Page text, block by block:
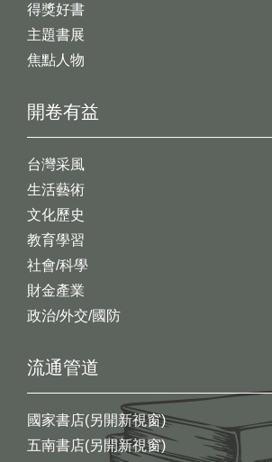
開卷有益
台灣采風
生活藝術
文化歷史
教育學習
社會/科學
財金產業
政治/外交/國防
得獎好書
主題書展
焦點人物
流通管道
國家書店(另開新視窗)
五南書店(另開新視窗)